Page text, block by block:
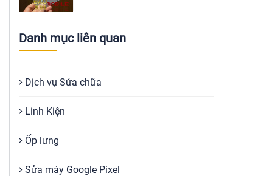
Danh mục liên quan
Dịch vụ Sửa chữa
Linh Kiện
Ốp lưng
Sửa máy Google Pixel